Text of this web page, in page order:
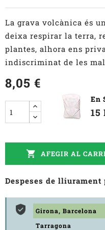
La grava volcànica és
deixa respirar la terra,
plantes, alhora ens
indiscriminat de les
8,05 €
En
15
 AFEGIR AL
Despeses de
Girona, Barcelona
Tarragona